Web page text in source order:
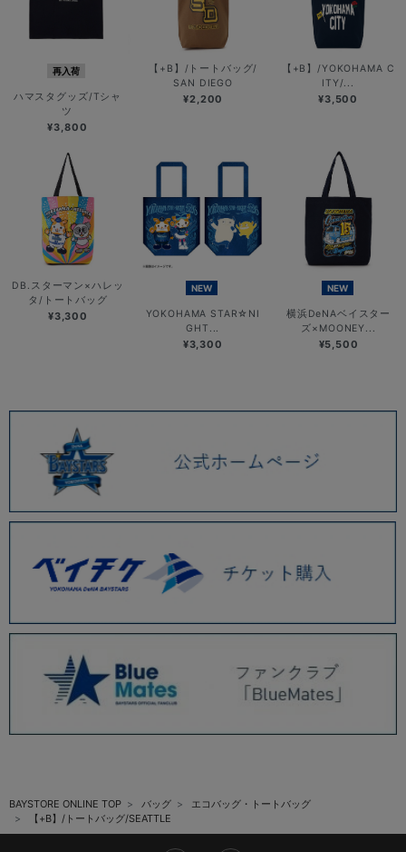
再入荷
ハマスタグッズ/Tシャ
ツ
¥3,800
【+B】/トートバッグ/
SAN DIEGO
¥2,200
【+B】/YOKOHAMA C
ITY/...
¥3,500
DB.スターマン×ハレッ
タ/トートバッグ
¥3,300
NEW
YOKOHAMA STAR☆NI
GHT...
¥3,300
NEW
横浜DeNAベイスター
ズ×MOONEY...
¥5,500
BAYSTORE ONLINE TOP バッグ
エコバッグ・トートバッグ
【+B】/トートバッグ/SEATTLE